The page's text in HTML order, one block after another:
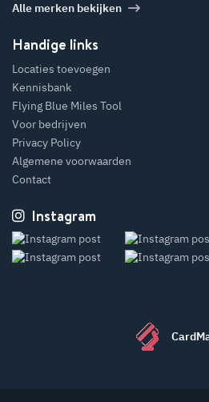
Alle merken bekijken
Handige links
Locaties toevoegen
Kennisbank
Flying Blue Miles Tool
Voor bedrijven
Privacy Policy
Algemene voorwaarden
Contact
Instagram